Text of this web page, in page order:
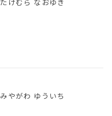
たけむら なおゆき
みやがわ ゆういち